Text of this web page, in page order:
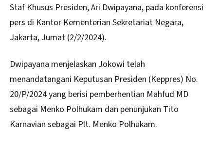
Staf Khusus Presiden, Ari Dwipayana, pada konferensi
pers di Kantor Kementerian Sekretariat Negara,
Jakarta, Jumat (2/2/2024).
Dwipayana menjelaskan Jokowi telah
menandatangani Keputusan Presiden (Keppres) No.
20/P/2024 yang berisi pemberhentian Mahfud MD
sebagai Menko Polhukam dan penunjukan Tito
Karnavian sebagai Plt. Menko Polhukam.